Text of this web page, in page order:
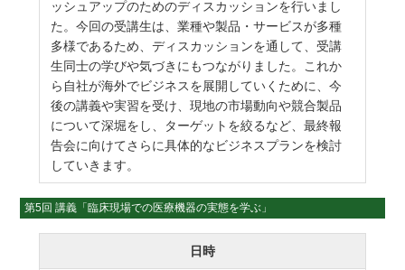
ッシュアップのためのディスカッションを行いまし
た。今回の受講生は、業種や製品・サービスが多種
多様であるため、ディスカッションを通して、受講
生同士の学びや気づきにもつながりました。これか
ら自社が海外でビジネスを展開していくために、今
後の講義や実習を受け、現地の市場動向や競合製品
について深堀をし、ターゲットを絞るなど、最終報
告会に向けてさらに具体的なビジネスプランを検討
していきます。
第5回 講義「臨床現場での医療機器の実態を学ぶ」
日時